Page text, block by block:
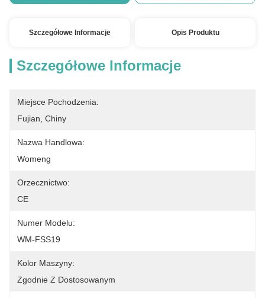
Szczegółowe Informacje Opis Produktu
Szczegółowe Informacje
Miejsce Pochodzenia:
Fujian, Chiny
Nazwa Handlowa:
Womeng
Orzecznictwo:
CE
Numer Modelu:
WM-FSS19
Kolor Maszyny:
Zgodnie Z Dostosowanym